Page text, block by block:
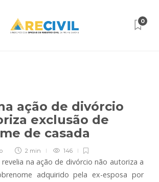
0
ação de divórcio
exclusão de
de casada
2 min 146
na ação de divórcio não autoriza a
adquirido pela ex-esposa por